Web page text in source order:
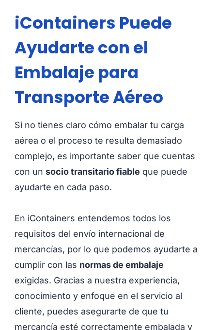
iContainers Puede
Ayudarte con el
Embalaje para
Transporte Aéreo
Si no tienes claro cómo embalar tu carga
aérea o el proceso te resulta demasiado
complejo, es importante saber que cuentas
con un socio transitario fiable que puede
ayudarte en cada paso.
En iContainers entendemos todos los
requisitos del envío internacional de
mercancías, por lo que podemos ayudarte a
cumplir con las normas de embalaje
exigidas. Gracias a nuestra experiencia,
conocimiento y enfoque en el servicio al
cliente, puedes asegurarte de que tu
mercancía esté correctamente embalada y